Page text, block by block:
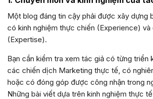
Một blog đáng tin cậy phải được xây dựng
có kinh nghiệm thực chiến (Experience) và
(Expertise).
Bạn cần kiểm tra xem tác giả có từng triển
các chiến dịch Marketing thực tế, có
hoặc có đóng góp được công nhận trong
Những bài viết dựa trên kinh nghiệm thực